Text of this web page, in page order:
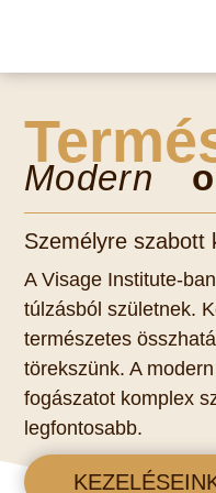
Modern
Személyre szabott
A Visage Institute-
túlzásból születnek.
természetes
törekszünk. A
fogászatot komplex
legfontosabb.